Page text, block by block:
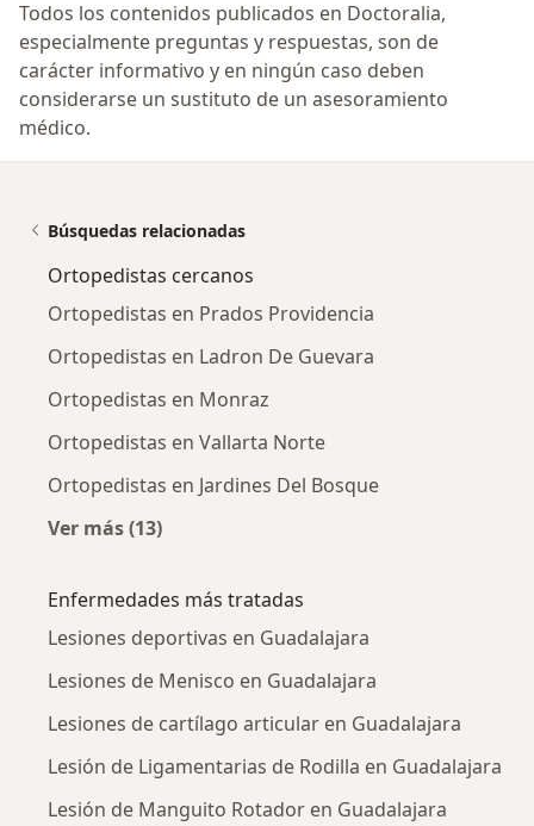
Todos los contenidos publicados en Doctoralia,
especialmente preguntas y respuestas, son de
carácter informativo y en ningún caso deben
considerarse un sustituto de un asesoramiento
médico.
Búsquedas relacionadas
Ortopedistas cercanos
Ortopedistas en Prados Providencia
Ortopedistas en Ladron De Guevara
Ortopedistas en Monraz
Ortopedistas en Vallarta Norte
Ortopedistas en Jardines Del Bosque
Ver más (13)
Enfermedades más tratadas
Lesiones deportivas en Guadalajara
Lesiones de Menisco en Guadalajara
Lesiones de cartílago articular en Guadalajara
Lesión de Ligamentarias de Rodilla en Guadalajara
Lesión de Manguito Rotador en Guadalajara